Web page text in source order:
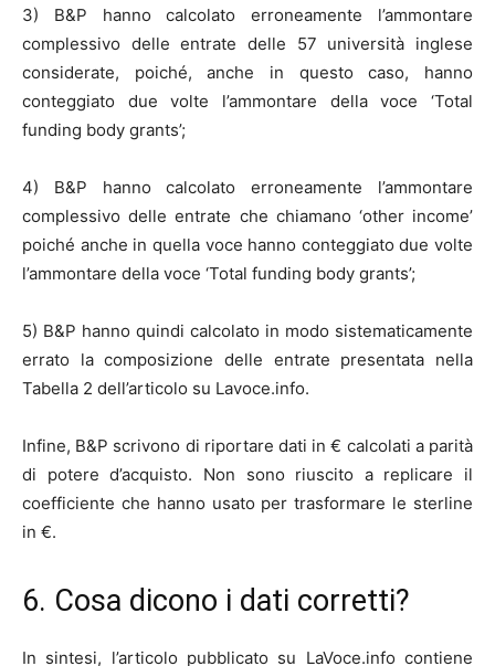
3) B&P hanno calcolato erroneamente l’ammontare
complessivo delle entrate delle 57 università inglese
considerate, poiché, anche in questo caso, hanno
conteggiato due volte l’ammontare della voce ‘Total
funding body grants’;
4) B&P hanno calcolato erroneamente l’ammontare
complessivo delle entrate che chiamano ‘other income’
poiché anche in quella voce hanno conteggiato due volte
l’ammontare della voce ‘Total funding body grants’;
5) B&P hanno quindi calcolato in modo sistematicamente
errato la composizione delle entrate presentata nella
Tabella 2 dell’articolo su Lavoce.info.
Infine, B&P scrivono di riportare dati in € calcolati a parità
di potere d’acquisto. Non sono riuscito a replicare il
coefficiente che hanno usato per trasformare le sterline
in €.
6. Cosa dicono i dati corretti?
In sintesi, l’articolo pubblicato su LaVoce.info contiene